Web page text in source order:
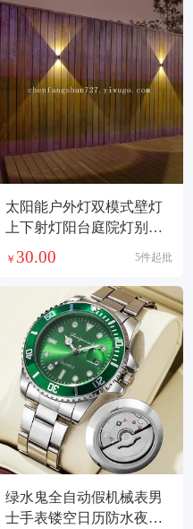
太阳能户外灯双模式壁灯
上下射灯阳台庭院灯别墅
防水双头洗墙灯
￥ 30.00 5件起批
绿水鬼全自动假机械表男
士手表镂空日历防水夜光